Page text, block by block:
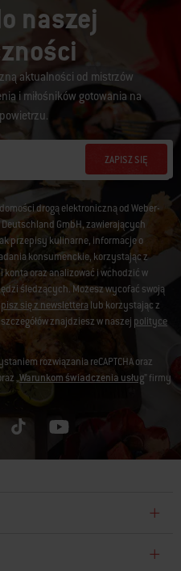
naszej
aktualności od mistrzów
i miłośników gotowania na
ZAPISZ SIĘ
drogą elektroniczną od Weber-
GmbH, zawierających
przepisy kulinarne, informacje o
konsumenckie, korzystając z
oraz analizować i wchodzić w
śledzących. Możesz wycofać swoją
się z newslettera lub korzystając z
szczegółów znajdziesz w naszej polityce
rozwiązania reCAPTCHA oraz
„Warunkom świadczenia usług” firmy